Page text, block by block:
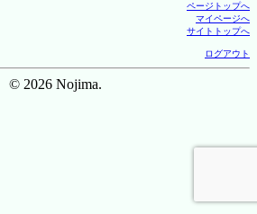
ページトップへ
マイページへ
サイトトップへ
ログアウト
© 2026 Nojima.